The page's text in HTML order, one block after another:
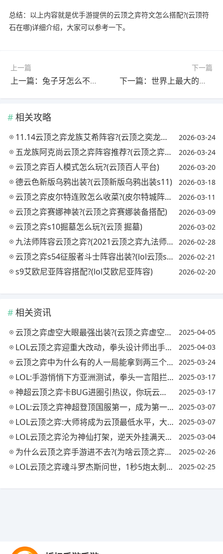
总结：以上内容就是优手游提供的云顶之弈符文怎么搭配?(云顶符
石在哪)详细介绍，大家可以参考一下。
上一篇
上一篇：兔子牙怎么不直播啦?(兔子牙停播了)
下一篇
下一篇：世界上最大的怪兽身高排名?(最大的怪兽有多高)
相关攻略
11.14云顶之弈龙族艾希阵容?(云顶之奕龙族艾希) 2026-03-24
五龙族阿克尚云顶之弈阵容推荐?(云顶之弈s5.5龙族阿克尚) 2026-03-24
云顶之弈百人模式怎么玩?(云顶百人平台) 2026-03-20
德云色新版乌鸦出装?(云顶新版乌鸦出装s11) 2026-03-18
云顶之弈皮尔特连败怎么收菜?(皮尔特城阵容) 2026-03-11
云顶之弈赛娜神装?(云顶之弈赛娜装备搭配) 2026-03-09
云顶之弈s10掘墓怎么玩?(云顶 掘墓) 2026-03-02
九法师阵容云顶之弈?(2021云顶之弈九法师阵容搭配) 2026-02-28
云顶之弈s54征服者斗士阵容出装?(lol云顶s5征服者出装) 2026-02-21
s9艾欧尼亚阵容搭配?(lol艾欧尼亚阵容) 2026-02-20
相关资讯
云顶之弈虚空大眼最强出装?(云顶之弈虚空之眼出装) 2025-04-05
LOL云顶之弈迎重大改动，拳头设计师出手将6刺客阵容属性大削，虚空刺玩法还能玩吗? 2025-04-03
云顶之弈中为什么有的人一局能拿到两三个三星英雄?有什么技巧吗? 2025-03-24
LOL:手游悄悄下方亚洲测试，拳头一言阻拦中国玩家，但卡牌游戏即将上线，你怎么看? 2025-03-17
神超云顶之弈卡BUG进圈引热议，你玩云顶之弈的时候卡过BUG么?(云顶之弈不出卡) 2025-03-17
LOL:云顶之弈神超登顶国服第一，成为第一个超凡大师，你觉得他的水平如何? 2025-03-07
LOL云顶之弈:大师将成为云顶最低水平，大师以下不掉段!S3排位大爆料，如何评价? 2025-03-07
LOL云顶之弈沦为神仙打架，逆天外挂满天飞，卖家霸气承诺，永不封号，你有何看法? 2025-03-04
为什么云顶之弈手游进不去?(为啥云顶之弈手游进不去) 2025-02-26
LOL云顶之弈魂斗罗杰斯问世，1秒5炮太刺激，3星小法被打傻了，具体如何操作? 2025-02-25
Copyright © 2021-2035 优手游 版权所有 网站备案号：